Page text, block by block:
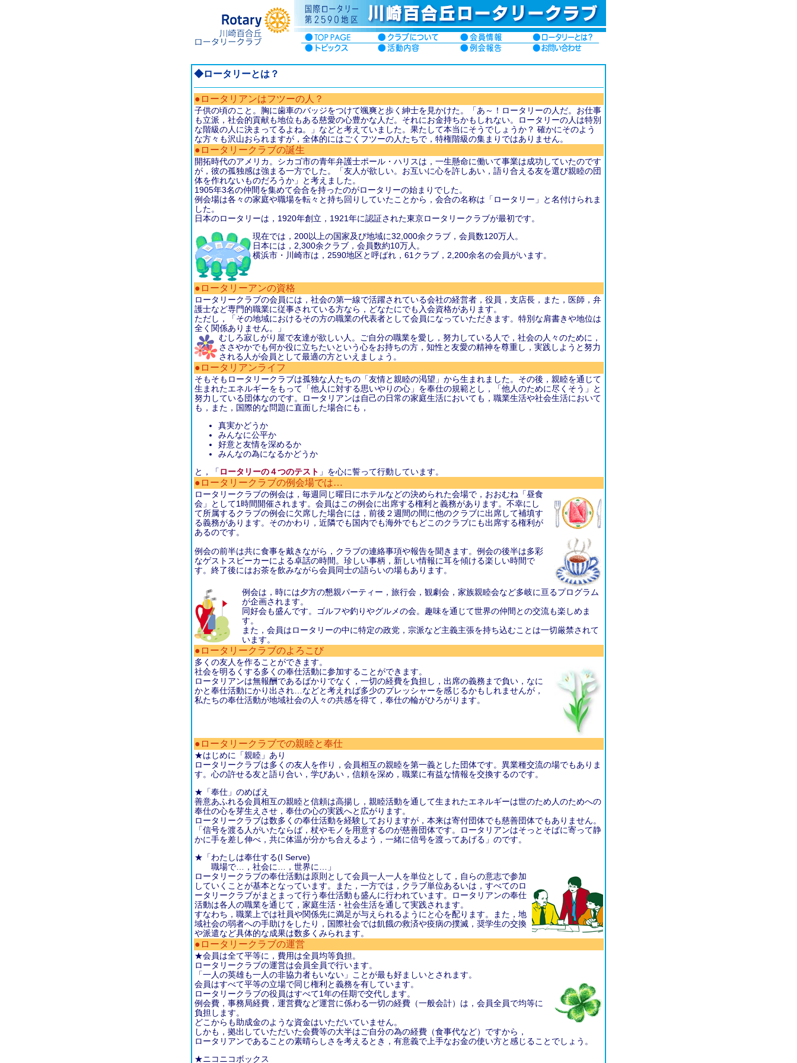
◆ロータリーとは？
●ロータリアンはフツーの人？
子供の頃のこと。胸に歯車のバッジをつけて颯爽と歩く紳士を見かけた。「あ～！ロータリーの人だ。お仕事
も立派，社会的貢献も地位もある慈愛の心豊かな人だ。それにお金持ちかもしれない。ロータリーの人は特別
な階級の人に決まってるよね。」などと考えていました。果たして本当にそうでしょうか？ 確かにそのよう
な方々も沢山おられますが，全体的にはごくフツーの人たちで，特権階級の集まりではありません。
●ロータリークラブの誕生
開拓時代のアメリカ。シカゴ市の青年弁護士ポール・ハリスは，一生懸命に働いて事業は成功していたのです
が，彼の孤独感は強まる一方でした。「友人が欲しい。お互いに心を許しあい，語り合える友を選び親睦の団
体を作れないものだろうか」と考えました。
1905年3名の仲間を集めて会合を持ったのがロータリーの始まりでした。
例会場は各々の家庭や職場を転々と持ち回りしていたことから，会合の名称は「ロータリー」と名付けられま
した。
日本のロータリーは，1920年創立，1921年に認証された東京ロータリークラブが最初です。
現在では，200以上の国家及び地域に32,000余クラブ，会員数120万人。
日本には，2,300余クラブ，会員数約10万人。
横浜市・川崎市は，2590地区と呼ばれ，61クラブ，2,200余名の会員がいます。
●ロータリーアンの資格
ロータリークラブの会員には，社会の第一線で活躍されている会社の経営者，役員，支店長，また，医師，弁
護士など専門的職業に従事されている方なら，どなたにでも入会資格があります。
ただし，「その地域におけるその方の職業の代表者として会員になっていただきます。特別な肩書きや地位は
全く関係ありません。」
むしろ寂しがり屋で友達が欲しい人。ご自分の職業を愛し，努力している人で，社会の人々のために，
ささやかでも何か役に立ちたいという心をお持ちの方，知性と友愛の精神を尊重し，実践しようと努力
される人が会員として最適の方といえましょう。
●ロータリアンライフ
そもそもロータリークラブは孤独な人たちの「友情と親睦の渇望」から生まれました。その後，親睦を通じて
生まれたエネルギーをもって「他人に対する思いやりの心」を奉仕の規範とし，「他人のために尽くそう」と
努力している団体なのです。ロータリアンは自己の日常の家庭生活においても，職業生活や社会生活において
も，また，国際的な問題に直面した場合にも，
真実かどうか
みんなに公平か
好意と友情を深めるか
みんなの為になるかどうか
と，「 ロータリーの４つのテスト 」を心に誓って行動しています。
●ロータリークラブの例会場では…
ロータリークラブの例会は，毎週同じ曜日にホテルなどの決められた会場で，おおむね「昼食
会」として1時間開催されます。会員はこの例会に出席する権利と義務があります。不幸にし
て所属するクラブの例会に欠席した場合には，前後２週間の間に他のクラブに出席して補填す
る義務があります。そのかわり，近隣でも国内でも海外でもどこのクラブにも出席する権利が
あるのです。
例会の前半は共に食事を戴きながら，クラブの連絡事項や報告を聞きます。例会の後半は多彩
なゲストスピーカーによる卓話の時間。珍しい事柄，新しい情報に耳を傾ける楽しい時間で
す。終了後にはお茶を飲みながら会員同士の語らいの場もあります。
例会は，時には夕方の懇親パーティー，旅行会，観劇会，家族親睦会など多岐に亘るプログラム
が企画されます。
同好会も盛んです。ゴルフや釣りやグルメの会。趣味を通じて世界の仲間との交流も楽しめま
す。
また，会員はロータリーの中に特定の政党，宗派など主義主張を持ち込むことは一切厳禁されて
います。
●ロータリークラブのよろこび
多くの友人を作ることができます。
社会を明るくする多くの奉仕活動に参加することができます。
ロータリアンは無報酬であるばかりでなく，一切の経費を負担し，出席の義務まで負い，なに
かと奉仕活動にかり出され…などと考えれば多少のプレッシャーを感じるかもしれませんが，
私たちの奉仕活動が地域社会の人々の共感を得て，奉仕の輪がひろがります。
●ロータリークラブでの親睦と奉仕
★はじめに「親睦」あり
ロータリークラブは多くの友人を作り，会員相互の親睦を第一義とした団体です。異業種交流の場でもありま
す。心の許せる友と語り合い，学びあい，信頼を深め，職業に有益な情報を交換するのです。
★「奉仕」のめばえ
善意あふれる会員相互の親睦と信頼は高揚し，親睦活動を通して生まれたエネルギーは世のため人のためへの
奉仕の心を芽生えさせ，奉仕の心の実践へと広がります。
ロータリークラブは数多くの奉仕活動を経験しておりますが，本来は寄付団体でも慈善団体でもありません。
「信号を渡る人がいたならば，杖やモノを用意するのが慈善団体です。ロータリアンはそっとそばに寄って静
かに手を差し伸べ，共に体温が分かち合えるよう，一緒に信号を渡ってあげる」のです。
★「わたしは奉仕する(I Serve)
職場で…，社会に…，世界に…」
ロータリークラブの奉仕活動は原則として会員一人一人を単位として，自らの意志で参加
していくことが基本となっています。また，一方では，クラブ単位あるいは，すべてのロ
ータリークラブがまとまって行う奉仕活動も盛んに行われています。ロータリアンの奉仕
活動は各人の職業を通じて，家庭生活・社会生活を通して実践されます。
すなわち，職業上では社員や関係先に満足が与えられるようにと心を配ります。また，地
域社会の弱者への手助けをしたり，国際社会では飢餓の救済や疫病の撲滅，奨学生の交換
や派遣など具体的な成果は数多くみられます。
●ロータリークラブの運営
★会員は全て平等に，費用は全員均等負担。
ロータリークラブの運営は会員全員で行います。
「一人の英雄も一人の非協力者もいない」ことが最も好ましいとされます。
会員はすべて平等の立場で同じ権利と義務を有しています。
ロータリークラブの役員はすべて1年の任期で交代します。
例会費，事務局経費，運営費など運営に係わる一切の経費（一般会計）は，会員全員で均等に
負担します。
どこからも助成金のような資金はいただいていません。
しかも，拠出していただいた会費等の大半はご自分の為の経費（食事代など）ですから，
ロータリアンであることの素晴らしさを考えるとき，有意義で上手なお金の使い方と感じることでしょう。
★ニコニコボックス